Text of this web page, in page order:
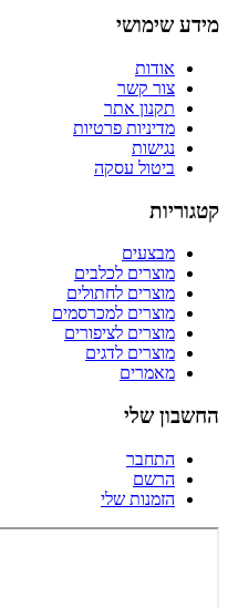
מידע שימושי
אודות
צור קשר
תקנון אתר
מדיניות פרטיות
נגישות
ביטול עסקה
קטגוריות
מבצעים
מוצרים לכלבים
מוצרים לחתולים
מוצרים למכרסמים
מוצרים לציפורים
מוצרים לדגים
מאמרים
החשבון שלי
התחבר
הרשם
הזמנות שלי